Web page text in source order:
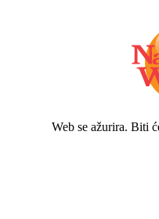
Web se ažurira. Biti